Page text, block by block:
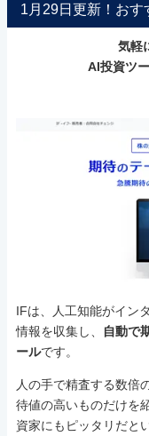
1月29日更新！おす
気軽
AI投資ツ
IFは、人工知能がイン
情報を収集し、
自動で
ールです。
人の手で精査する数倍
待値の高いものだけを
資家にもピッタリだと